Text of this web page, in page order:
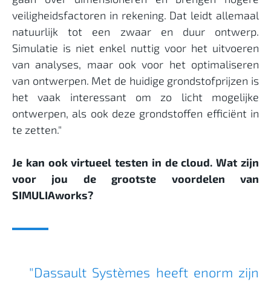
veiligheidsfactoren in rekening. Dat leidt allemaal
natuurlijk tot een zwaar en duur ontwerp.
Simulatie is niet enkel nuttig voor het uitvoeren
van analyses, maar ook voor het optimaliseren
van ontwerpen. Met de huidige grondstofprijzen is
het vaak interessant om zo licht mogelijke
ontwerpen, als ook deze grondstoffen efficiënt in
te zetten."
Je kan ook virtueel testen in de cloud. Wat zijn
voor jou de grootste voordelen van
SIMULIAworks?
"Dassault Systèmes heeft enorm zijn